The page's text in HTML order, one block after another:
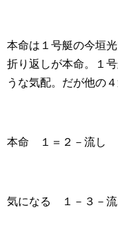
本命は１号艇の今垣
折り返しが本命。１
うな気配。だが他の
本命 １＝２－流し
気になる １－３－